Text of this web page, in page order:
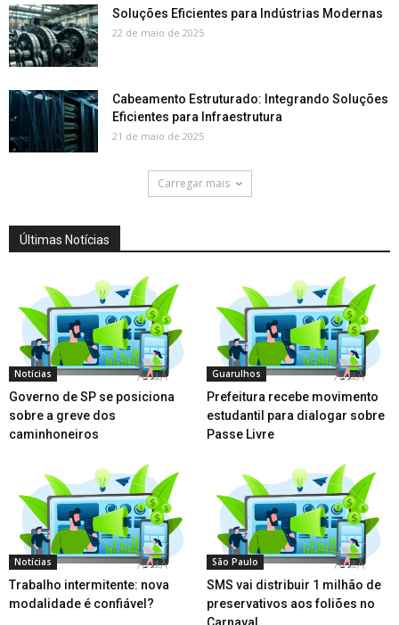
Soluções Eficientes para Indústrias Modernas
22 de maio de 2025
Cabeamento Estruturado: Integrando Soluções
Eficientes para Infraestrutura
21 de maio de 2025
Carregar mais
Últimas Notícias
Notícias
Governo de SP se posiciona
sobre a greve dos
caminhoneiros
Guarulhos
Prefeitura recebe movimento
estudantil para dialogar sobre
Passe Livre
Notícias
Trabalho intermitente: nova
modalidade é confiável?
São Paulo
SMS vai distribuir 1 milhão de
preservativos aos foliões no
Carnaval...